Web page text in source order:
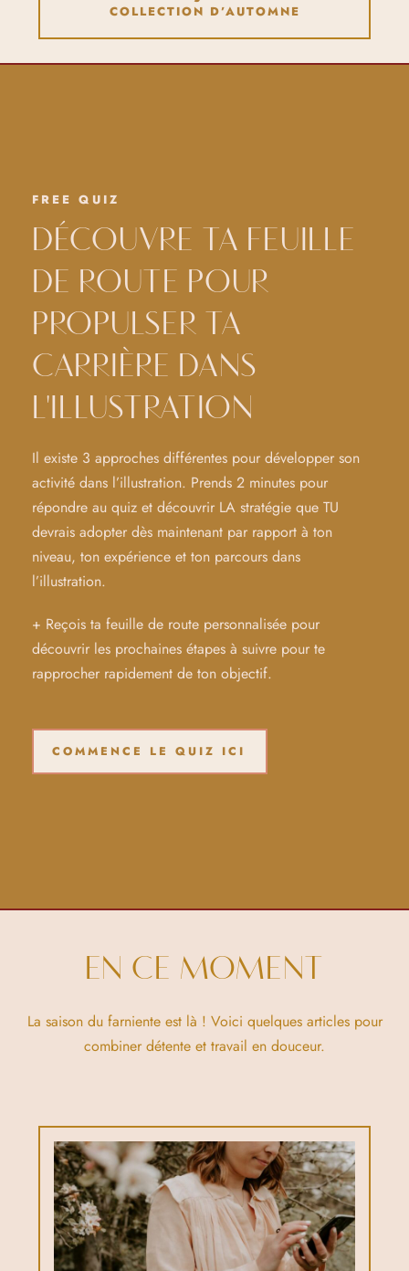
COLLECTION D’AUTOMNE
FREE QUIZ
DÉCOUVRE TA FEUILLE
DE ROUTE POUR
PROPULSER TA
CARRIÈRE DANS
L'ILLUSTRATION
Il existe 3 approches différentes pour développer son
activité dans l’illustration. Prends 2 minutes pour
répondre au quiz et découvrir LA stratégie que TU
devrais adopter dès maintenant par rapport à ton
niveau, ton expérience et ton parcours dans
l’illustration.
+ Reçois ta feuille de route personnalisée pour
découvrir les prochaines étapes à suivre pour te
rapprocher rapidement de ton objectif.
COMMENCE LE QUIZ ICI
EN CE MOMENT
La saison du farniente est là ! Voici quelques articles pour
combiner détente et travail en douceur.